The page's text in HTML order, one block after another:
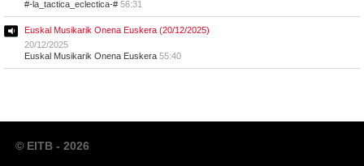
#-la_tactica_eclectica-# 56:31
Euskal Musikarik Onena Euskera (20/12/2025)
20/12/2025
Euskal Musikarik Onena Euskera 55:40
© EITB - 2026